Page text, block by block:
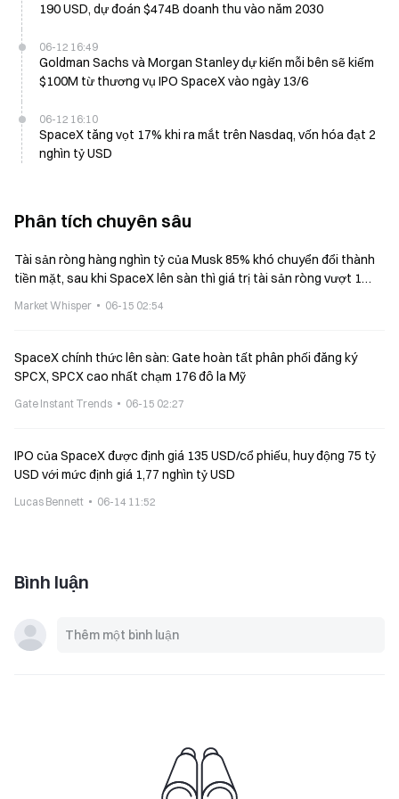
190 USD, dự đoán $474B doanh thu vào năm 2030
06-12 16:49
Goldman Sachs và Morgan Stanley dự kiến mỗi bên sẽ kiếm
$100M từ thương vụ IPO SpaceX vào ngày 13/6
06-12 16:10
SpaceX tăng vọt 17% khi ra mắt trên Nasdaq, vốn hóa đạt 2
nghìn tỷ USD
Phân tích chuyên sâu
Tài sản ròng hàng nghìn tỷ của Musk 85% khó chuyển đổi thành
tiền mặt, sau khi SpaceX lên sàn thì giá trị tài sản ròng vượt 1
Market Whisper 06-15 02:54
SpaceX chính thức lên sàn: Gate hoàn tất phân phối đăng ký
SPCX, SPCX cao nhất chạm 176 đô la Mỹ
Gate Instant Trends 06-15 02:27
IPO của SpaceX được định giá 135 USD/cổ phiếu, huy động 75 tỷ
USD với mức định giá 1,77 nghìn tỷ USD
Lucas Bennett 06-14 11:52
Bình luận